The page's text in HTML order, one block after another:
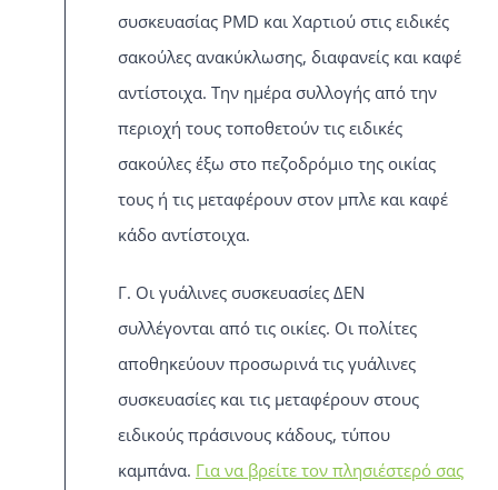
συσκευασίας PMD και Χαρτιού στις ειδικές
σακούλες ανακύκλωσης, διαφανείς και καφέ
αντίστοιχα. Την ημέρα συλλογής από την
περιοχή τους τοποθετούν τις ειδικές
σακούλες έξω στο πεζοδρόμιο της οικίας
τους ή τις μεταφέρουν στον μπλε και καφέ
κάδο αντίστοιχα.
Γ. Οι γυάλινες συσκευασίες ΔΕΝ
συλλέγονται από τις οικίες. Οι πολίτες
αποθηκεύουν προσωρινά τις γυάλινες
συσκευασίες και τις μεταφέρουν στους
ειδικούς πράσινους κάδους, τύπου
καμπάνα. Για να βρείτε τον πλησιέστερό σας